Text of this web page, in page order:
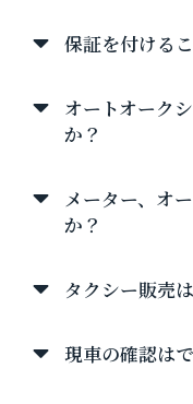
保証を付ける
オートオーク
か？
メーター、オ
か？
タクシー販売
現車の確認は